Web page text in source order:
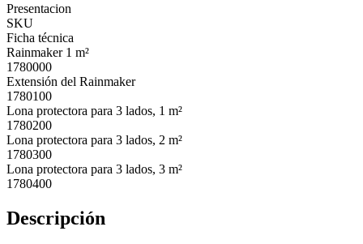
Presentacion
SKU
Ficha técnica
Rainmaker 1 m²
1780000
Extensión del Rainmaker
1780100
Lona protectora para 3 lados, 1 m²
1780200
Lona protectora para 3 lados, 2 m²
1780300
Lona protectora para 3 lados, 3 m²
1780400
Descripción